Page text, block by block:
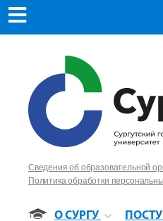
Сведения об образовательной
Политика обработки
О СУРГУ